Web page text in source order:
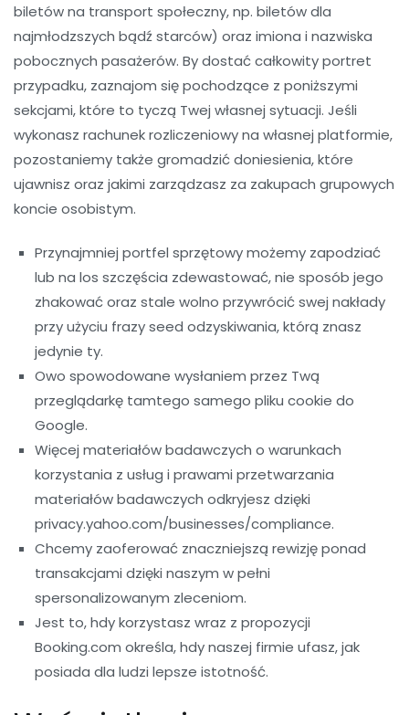
biletów na transport społeczny, np. biletów dla
najmłodzszych bądź starców) oraz imiona i nazwiska
pobocznych pasażerów. By dostać całkowity portret
przypadku, zaznajom się pochodzące z poniższymi
sekcjami, które to tyczą Twej własnej sytuacji. Jeśli
wykonasz rachunek rozliczeniowy na własnej platformie,
pozostaniemy także gromadzić doniesienia, które
ujawnisz oraz jakimi zarządzasz za zakupach grupowych
koncie osobistym.
Przynajmniej portfel sprzętowy możemy zapodziać
lub na los szczęścia zdewastować, nie sposób jego
zhakować oraz stale wolno przywrócić swej nakłady
przy użyciu frazy seed odzyskiwania, którą znasz
jedynie ty.
Owo spowodowane wysłaniem przez Twą
przeglądarkę tamtego samego pliku cookie do
Google.
Więcej materiałów badawczych o warunkach
korzystania z usług i prawami przetwarzania
materiałów badawczych odkryjesz dzięki
privacy.yahoo.com/businesses/compliance.
Chcemy zaoferować znaczniejszą rewizję ponad
transakcjami dzięki naszym w pełni
spersonalizowanym zleceniom.
Jest to, hdy korzystasz wraz z propozycji
Booking.com określa, hdy naszej firmie ufasz, jak
posiada dla ludzi lepsze istotność.